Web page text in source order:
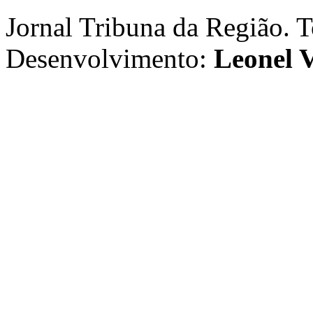
Jornal Tribuna da Região.
Desenvolvimento: Leonel